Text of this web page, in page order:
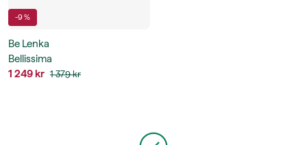
-9 %
Be Lenka
Bellissima
1 249 kr 1 379 kr